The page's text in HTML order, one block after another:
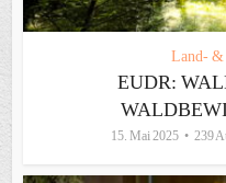
Land- &
EUDR:
15. Mai 2025 239